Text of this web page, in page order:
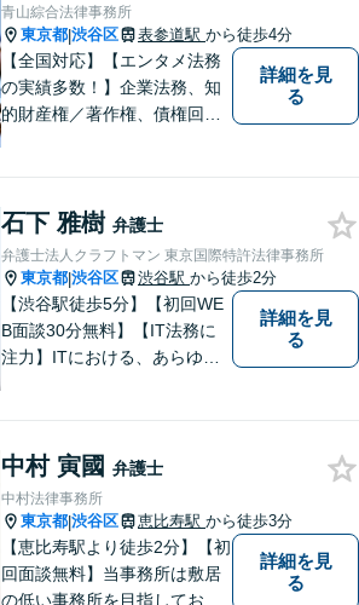
青山綜合法律事務所
東京都|渋谷区 表参道駅 から徒歩4分
【全国対応】【エンタメ法務
の実績多数！】企業法務、知
的財産権／著作権、債権回収
ガルサービスをお届けしま
す。
詳細を見
る
石下 雅樹 弁護士
弁護士法人クラフトマン 東京国際特許法律事務所
東京都|渋谷区 渋谷駅 から徒歩2分
【渋谷駅徒歩5分】【初回WE
B面談30分無料】【IT法務に
注力】ITにおける、あらゆる
考え方、システム開発の流れ
にも通じているため、スムー
ズな対応が可能です。
詳細を見
る
中村 寅國 弁護士
中村法律事務所
東京都|渋谷区 恵比寿駅 から徒歩3分
【恵比寿駅より徒歩2分】【初
回面談無料】当事務所は敷居
の低い事務所を目指しており
詳細を見
る